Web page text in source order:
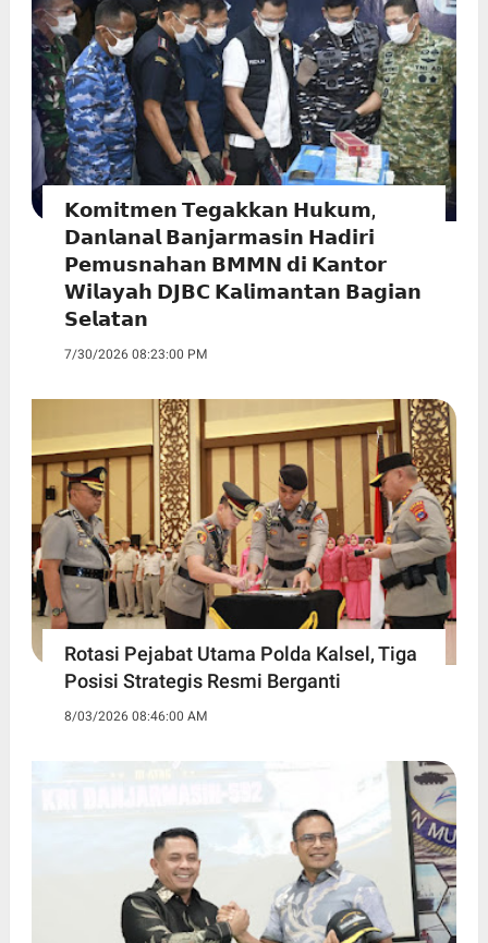
𝗞𝗼𝗺𝗶𝘁𝗺𝗲𝗻 𝗧𝗲𝗴𝗮𝗸𝗸𝗮𝗻 𝗛𝘂𝗸𝘂𝗺,
𝗗𝗮𝗻𝗹𝗮𝗻𝗮𝗹 𝗕𝗮𝗻𝗷𝗮𝗿𝗺𝗮𝘀𝗶𝗻 𝗛𝗮𝗱𝗶𝗿𝗶
𝗣𝗲𝗺𝘂𝘀𝗻𝗮𝗵𝗮𝗻 𝗕𝗠𝗠𝗡 𝗱𝗶 𝗞𝗮𝗻𝘁𝗼𝗿
𝗪𝗶𝗹𝗮𝘆𝗮𝗵 𝗗𝗝𝗕𝗖 𝗞𝗮𝗹𝗶𝗺𝗮𝗻𝘁𝗮𝗻 𝗕𝗮𝗴𝗶𝗮𝗻
𝗦𝗲𝗹𝗮𝘁𝗮𝗻
7/30/2026 08:23:00 PM
Rotasi Pejabat Utama Polda Kalsel, Tiga
Posisi Strategis Resmi Berganti
8/03/2026 08:46:00 AM